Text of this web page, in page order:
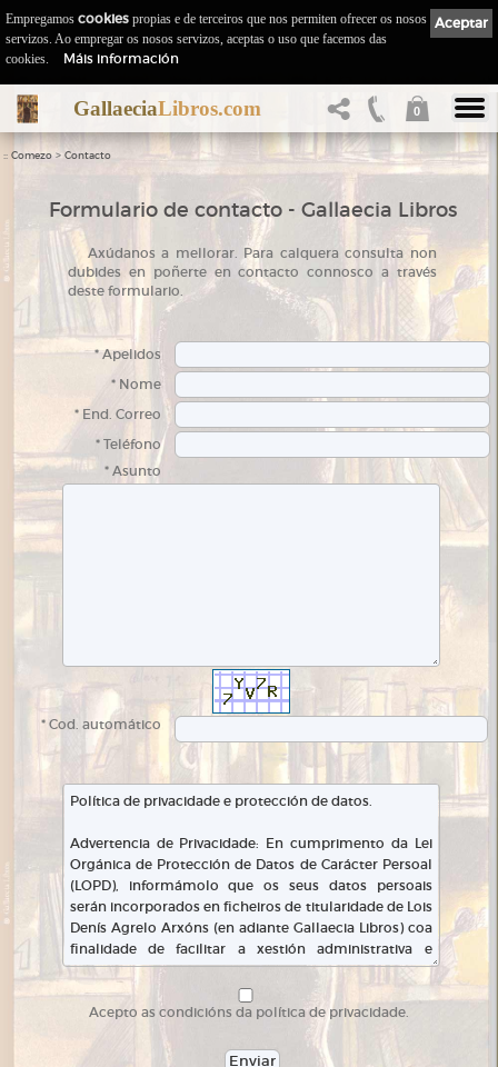
GallaeciaLibros.com 0
:: Comezo > Contacto
Formulario de contacto - Gallaecia Libros
Axúdanos a mellorar. Para calquera consulta non
dubides en poñerte en contacto connosco a través
deste formulario.
* Apelidos
* Nome
* End. Correo
* Teléfono
* Asunto
* Cod. automático
Acepto as condicións da política de privacidade.
Aceptar
Empregamos cookies propias e de terceiros que nos permiten ofrecer os nosos
servizos. Ao empregar os nosos servizos, aceptas o uso que facemos das
cookies.
Máis información